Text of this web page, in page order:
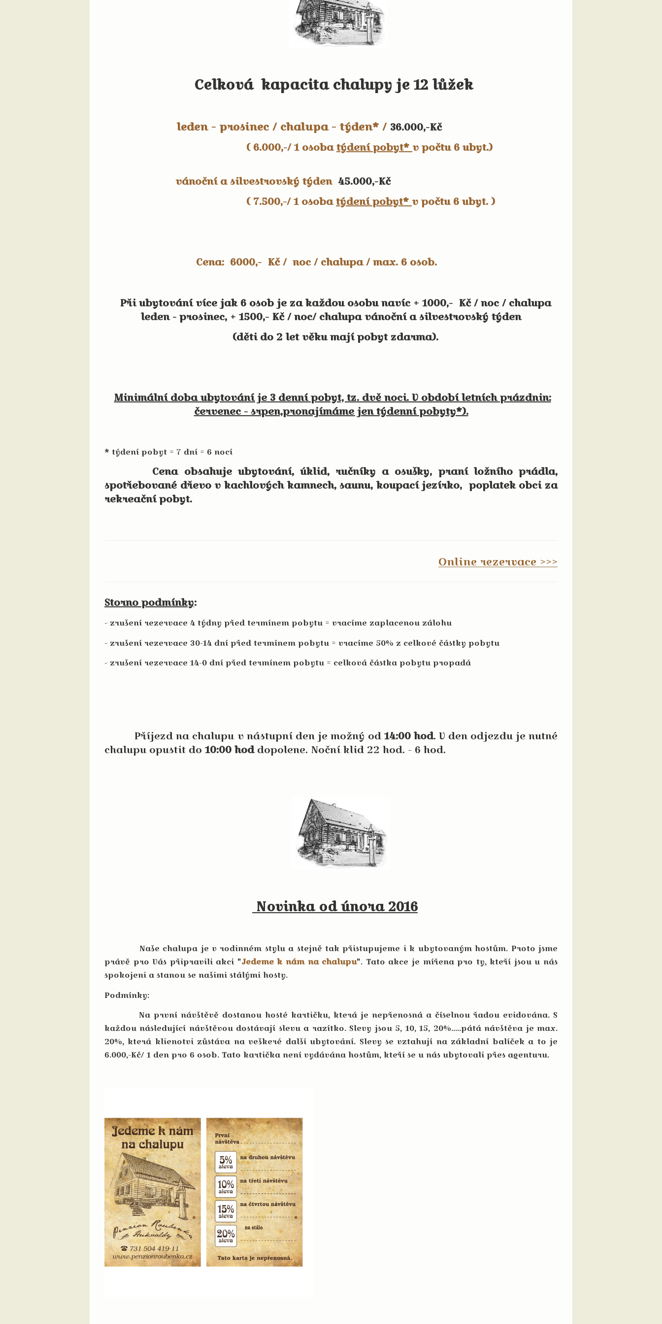
Celková kapacita chalupy je 12 lůžek
leden - prosinec / chalupa - týden* / 36.000,-Kč
( 6.000,-/ 1 osobatýdení pobyt* v počtu 6 ubyt.)
vánoční a silvestrovský týden 45.000,-Kč
( 7.500,-/ 1 osobatýdení pobyt* v počtu 6 ubyt. )
Cena: 6000,- Kč / noc / chalupa / max. 6 osob.
Při ubytování více jak 6 osob je za každou osobu navíc + 1000,- Kč / noc / chalupa
leden - prosinec, + 1500,- Kč / noc/ chalupa vánoční a silvestrovský týden
(děti do 2 let věku mají pobyt zdarma).
Minimální doba ubytování je 3 denní pobyt, tz. dvě noci. V období letních prázdnin:
červenec - srpen,pronajímámejen týdenní pobyty*).
* týdení pobyt = 7 dní = 6 nocí
Cena obsahuje ubytování, úklid, ručníky a osušky, praní ložního prádla,
spotřebované dřevo v kachlových kamnech, saunu, koupací jezírko, poplatek obci za
rekreační pobyt.
Online rezervace >>>
Storno podmínky:
- zrušení rezervace 4 týdny před termínem pobytu = vracíme zaplacenou zálohu
- zrušení rezervace 30-14 dní před termínem pobytu = vracíme 50% z celkové částky pobytu
- zrušení rezervace 14-0 dní před termínem pobytu = celková částka pobytu propadá
Příjezd na chalupu v nástupní den je možný od14:00 hod. V den odjezdu je nutné
chalupu opustit do 10:00 hoddopolene. Noční klid 22 hod. - 6 hod.
Novinka od února 2016
Naše chalupa je v rodinném stylu a stejně tak přistupujeme i k ubytovaným hostům. Proto jsme
právě pro Vás připravili akci "Jedeme k nám na chalupu". Tato akce je mířena pro ty, kteří jsou u nás
spokojeni a stanou se našimi stálými hosty.
Podmínky:
Na první návštěvě dostanou hosté kartičku, která je nepřenosná a číselnou řadou evidována. S
každou následující návštěvou dostávají slevu a razítko. Slevy jsou 5, 10, 15, 20%.....pátá návštěva je max.
20%, která klienotvi zůstáva na veškeré další ubytování. Slevy se vztahují na základní balíček a to je
6.000,-Kč/ 1 den pro 6 osob. Tato kartička není vydávána hostům, kteří se u nás ubytovali přes agenturu.